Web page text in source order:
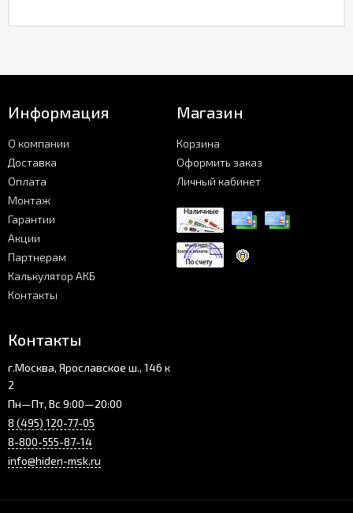
Информация
О компании
Доставка
Оплата
Монтаж
Гарантии
Акции
Партнерам
Калькулятор АКБ
Контакты
Магазин
Корзина
Оформить заказ
Личный кабинет
Контакты
г.Москва, Ярославское ш., 146 к
2
Пн—Пт, Вс 9:00—20:00
8 (495) 120-77-05
8-800-555-87-14
info@hiden-msk.ru